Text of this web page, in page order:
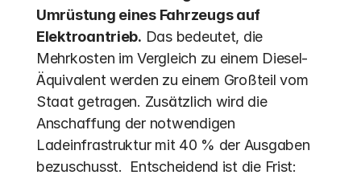
Umrüstung eines Fahrzeugs auf
Elektroantrieb. Das bedeutet, die
Mehrkosten im Vergleich zu einem Diesel-
Äquivalent werden zu einem Großteil vom
Staat getragen. Zusätzlich wird die
Anschaffung der notwendigen
Ladeinfrastruktur mit 40 % der Ausgaben
bezuschusst.  Entscheidend ist die Frist: